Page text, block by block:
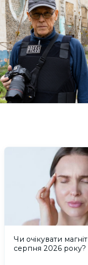
Чи очікувати
серпня 2026 року?